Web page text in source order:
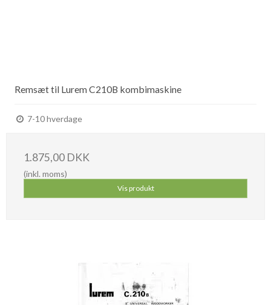
Remsæt til Lurem C210B kombimaskine
7-10 hverdage
1.875,00 DKK
(inkl. moms)
Vis produkt